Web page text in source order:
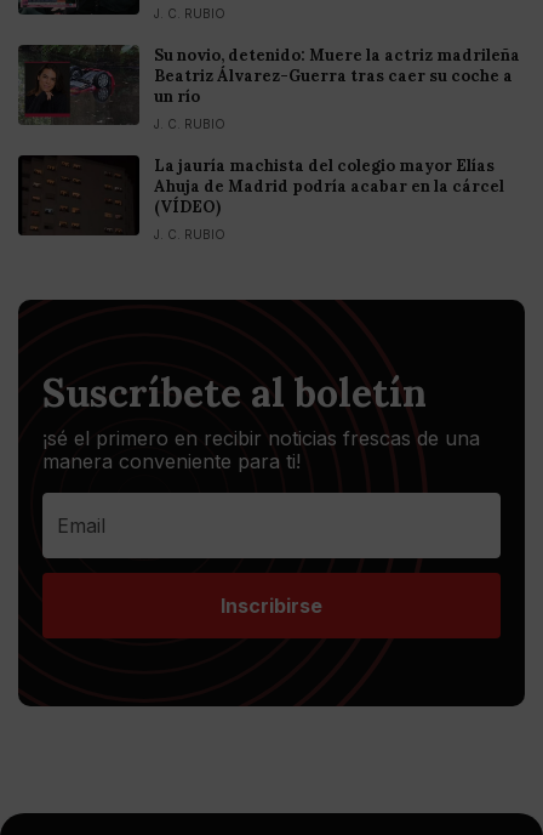
J. C. RUBIO
Su novio, detenido: Muere la actriz madrileña
Beatriz Álvarez-Guerra tras caer su coche a
un río
J. C. RUBIO
La jauría machista del colegio mayor Elías
Ahuja de Madrid podría acabar en la cárcel
(VÍDEO)
J. C. RUBIO
Suscríbete al boletín
¡sé el primero en recibir noticias frescas de una
manera conveniente para ti!
Inscribirse